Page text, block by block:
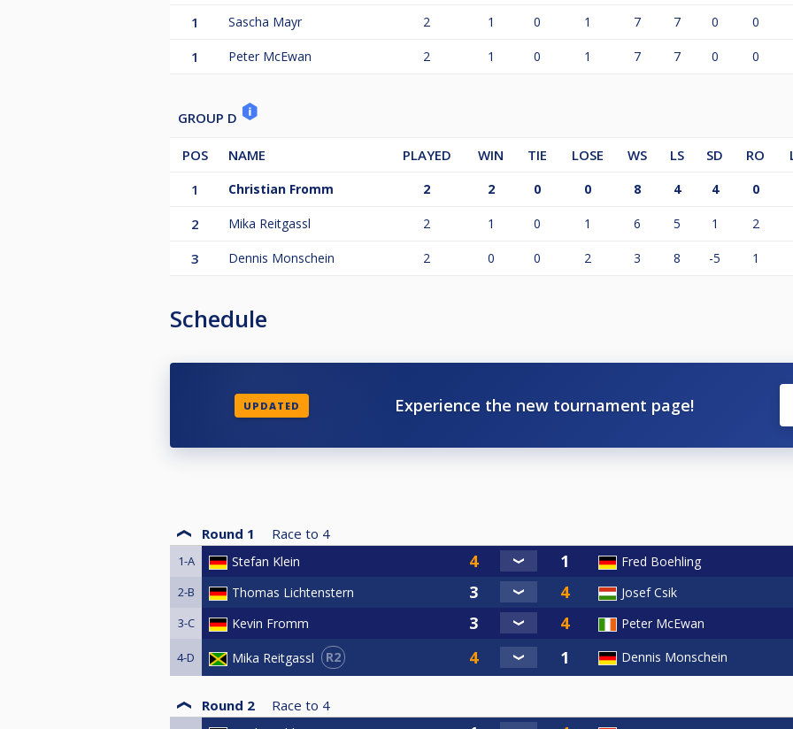
1 Sascha Mayr 2 1 0 1 7 7 0 0
1 Peter McEwan 2 1 0 1 7 7 0 0
GROUP D
POS NAME PLAYED WIN TIE LOSE WS LS SD RO
1
Christian Fromm 2 2 0 0 8 4 4 0
2 Mika Reitgassl 2 1 0 1 6 5 1 2
3 Dennis Monschein 2 0 0 2 3 8 -5 1
Schedule
UPDATED Experience the new tournament page!
Round 1 Race to 4
1-A Stefan Klein Fred Boehling
2-B Thomas Lichtenstern Josef Csik
3-C Kevin Fromm Peter McEwan
4-D Mika Reitgassl R2 Dennis Monschein
Round 2 Race to 4